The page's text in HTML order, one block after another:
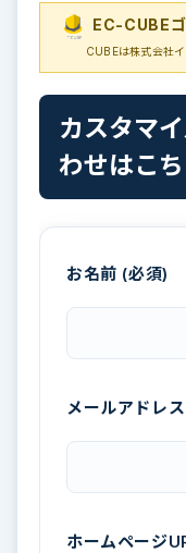
EC-CUBE
CUBEは株式会社
カスタマ
わせはこ
お名前 (必須)
メールアドレ
ホームページ